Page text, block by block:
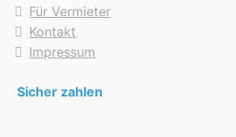
Für Vermieter
Kontakt
Impressum
Sicher zahlen